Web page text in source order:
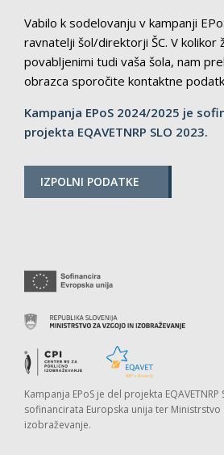
Vabilo k sodelovanju v kampanji
ravnatelji šol/direktorji ŠC. V kolikor
povabljenimi tudi vaša šola, nam
obrazca sporočite kontaktne
Kampanja EPoS 2024/2025 je
projekta EQAVETNRP SLO 2023.
IZPOLNI PODATKE
Kampanja EPoS je del projekta EQAVETNRP
sofinancirata Europska unija ter Ministrstvo
izobraževanje.